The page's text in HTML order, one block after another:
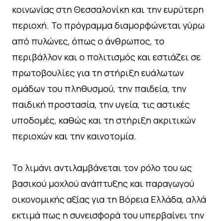
κοινωνίας στη Θεσσαλονίκη και την ευρύτερη
περιοχή. Το πρόγραμμα διαμορφώνεται γύρω
από πυλώνες, όπως ο άνθρωπος, το
περιβάλλον και ο πολιτισμός και εστιάζει σε
πρωτοβουλίες για τη στήριξη ευάλωτων
ομάδων του πληθυσμού, την παιδεία, την
παιδική προστασία, την υγεία, τις αστικές
υποδομές, καθώς και τη στήριξη ακριτικών
περιοχών και την καινοτομία.
Το λιμάνι αντιλαμβάνεται τον ρόλο του ως
βασικού μοχλού ανάπτυξης και παραγωγού
οικονομικής αξίας για τη Βόρεια Ελλάδα, αλλά
εκτιμά πως η συνεισφορά του υπερβαίνει την